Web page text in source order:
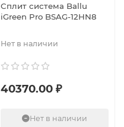
Сплит система Ballu
iGreen Pro BSAG-12HN8
Нет в наличии
40370.00 ₽
Нет в наличии